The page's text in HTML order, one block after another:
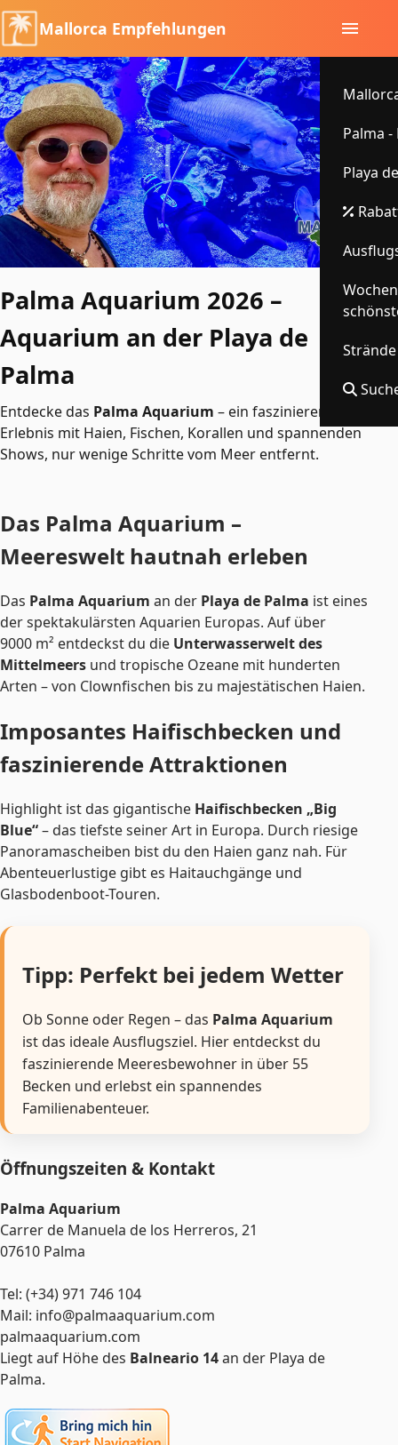
Mallorca Empfehlungen
Palma
Playa
Palma Aquarium 2026 –
Aquarium an der Playa de
Palma
Entdecke das Palma Aquarium – ein faszinierendes
Erlebnis mit Haien, Fischen, Korallen und spannenden
Shows, nur wenige Schritte vom Meer entfernt.
Das Palma Aquarium –
Meereswelt hautnah erleben
Das Palma Aquarium an der Playa de Palma ist eines
der spektakulärsten Aquarien Europas. Auf über
9000 m² entdeckst du die Unterwasserwelt des
Mittelmeers und tropische Ozeane mit hunderten
Arten – von Clownfischen bis zu majestätischen Haien.
Imposantes Haifischbecken und
faszinierende Attraktionen
Highlight ist das gigantische Haifischbecken „Big
Blue“– das tiefste seiner Art in Europa. Durch riesige
Panoramascheiben bist du den Haien ganz nah. Für
Abenteuerlustige gibt es Haitauchgänge und
Glasbodenboot-Touren.
Tipp: Perfekt bei jedem Wetter
Ob Sonne oder Regen – das Palma Aquarium
ist das ideale Ausflugsziel. Hier entdeckst du
faszinierende Meeresbewohner in über 55
Becken und erlebst ein spannendes
Familienabenteuer.
Öffnungszeiten & Kontakt
Palma Aquarium
Carrer de Manuela de los Herreros, 21
07610 Palma
Tel: (+34) 971 746 104
Mail: info@palmaaquarium.com
palmaaquarium.com
Liegt auf Höhe des Balneario 14an der Playa de
Palma.